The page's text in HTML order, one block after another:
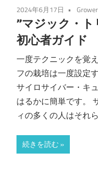
2024年6月17日
”マジック・ト
初心者ガイド
一度テクニックを覚
フの栽培は一度設定
サイロサイバー・キ
はるかに簡単です。
ィの多くの人はそれ
続きを読む